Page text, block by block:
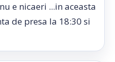
e nicaeri ...in aceasta
de presa la 18:30 si